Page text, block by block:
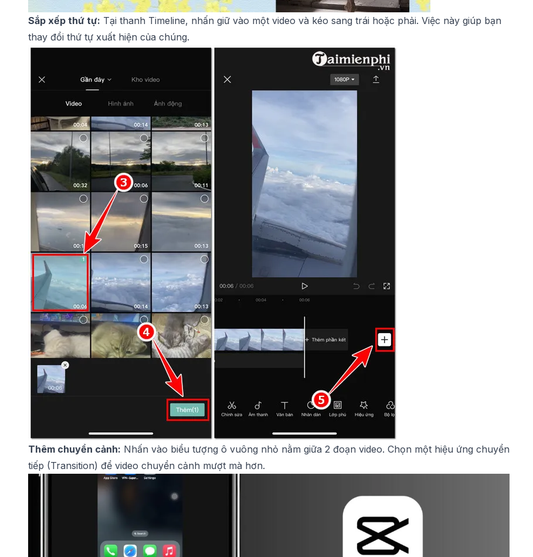
Sắp xếp thứ tự: Tại thanh Timeline, nhấn giữ vào một video và kéo sang trái hoặc phải. Việc này giúp bạn
thay đổi thứ tự xuất hiện của chúng.
Thêm chuyển cảnh: Nhấn vào biểu tượng ô vuông nhỏ nằm giữa 2 đoạn video. Chọn một hiệu ứng chuyển
tiếp (Transition) để video chuyển cảnh mượt mà hơn.